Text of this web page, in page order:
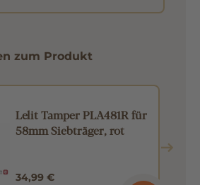
zum Produkt
Lelit Tamper PLA481R für
58mm Siebträger, rot
34,99 €